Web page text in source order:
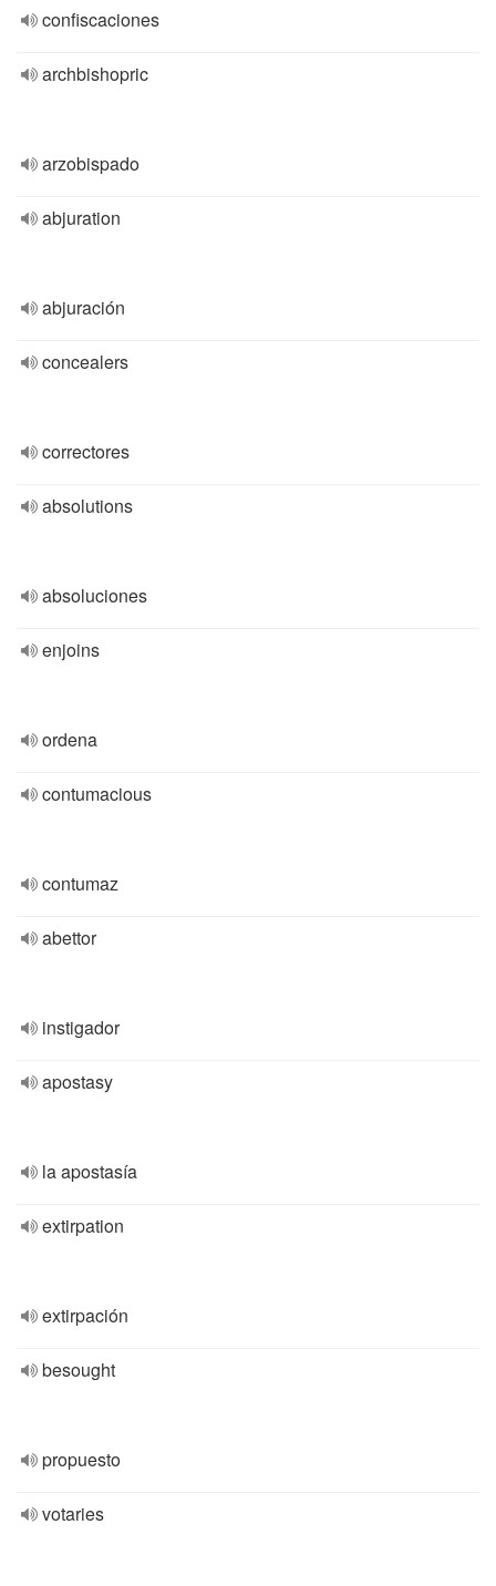
confiscaciones
archbishopric
arzobispado
abjuration
abjuración
concealers
correctores
absolutions
absoluciones
enjoins
ordena
contumacious
contumaz
abettor
instigador
apostasy
la apostasía
extirpation
extirpación
besought
propuesto
votaries